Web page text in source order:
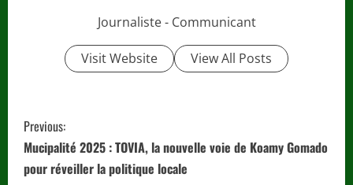
Journaliste - Communicant
Visit Website View All Posts
C
o
Previous:
Mucipalité 2025 : TOVIA, la nouvelle voie de Koamy Gomado
pour réveiller la politique locale